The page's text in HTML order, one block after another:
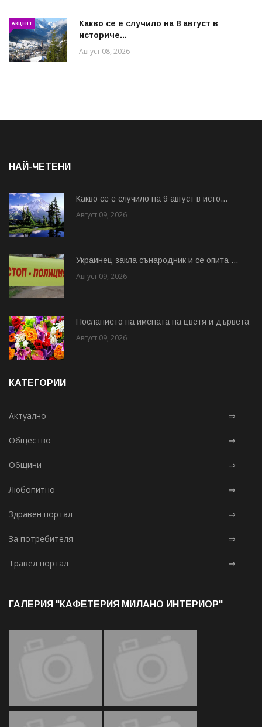
АКЦЕНТ
Какво се е случило на 8 август в
историче...
Август 08, 2026
НАЙ-ЧЕТЕНИ
Какво се е случило на 9 август в исто...
Август 09, 2026
Украинец закла сънародник и се опита ...
Август 09, 2026
Посланието на имената на цветя и дървета
Август 09, 2026
КАТЕГОРИИ
Актуално ⇒
Общество ⇒
Общини ⇒
Любопитно ⇒
Здравен портал ⇒
За потребителя ⇒
Травел портал ⇒
ГАЛЕРИЯ "КАФЕТЕРИЯ МИЛАНО ИНТЕРИОР"